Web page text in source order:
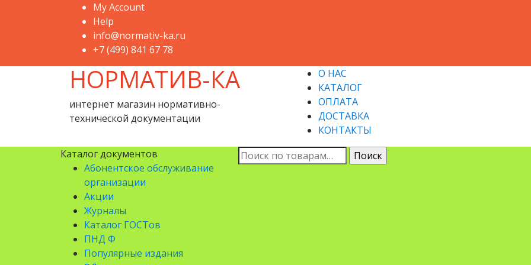
My Account
Help
info@normativ-ka.ru
+7 (499) 841 67 78
НОРМАТИВ-КА
интернет магазин нормативно-
технической документации
О НАС
КАТАЛОГ
ОПЛАТА
ДОСТАВКА
КОНТАКТЫ
Каталог документов
Абонентское обслуживание
организации
Акции
Журналы
Каталог ГОСТов
ПНД Ф
Популярные издания
Искать: Поиск